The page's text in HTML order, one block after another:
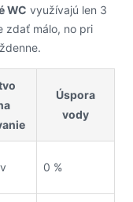
WC využívajú len 3
zdať málo, no pri
Úspora
vody
0 %